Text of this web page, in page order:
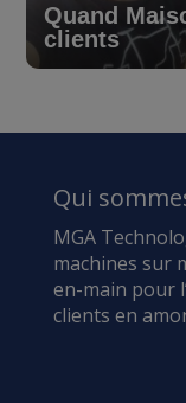
Quand
clients
Qui
MGA
machines sur
en-main pour
clients en